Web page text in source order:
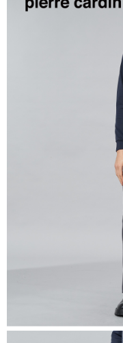
每筆NT$60，滿
每筆NT$60，滿
每筆NT$60，滿
每筆NT$80，滿
每筆NT$80，滿